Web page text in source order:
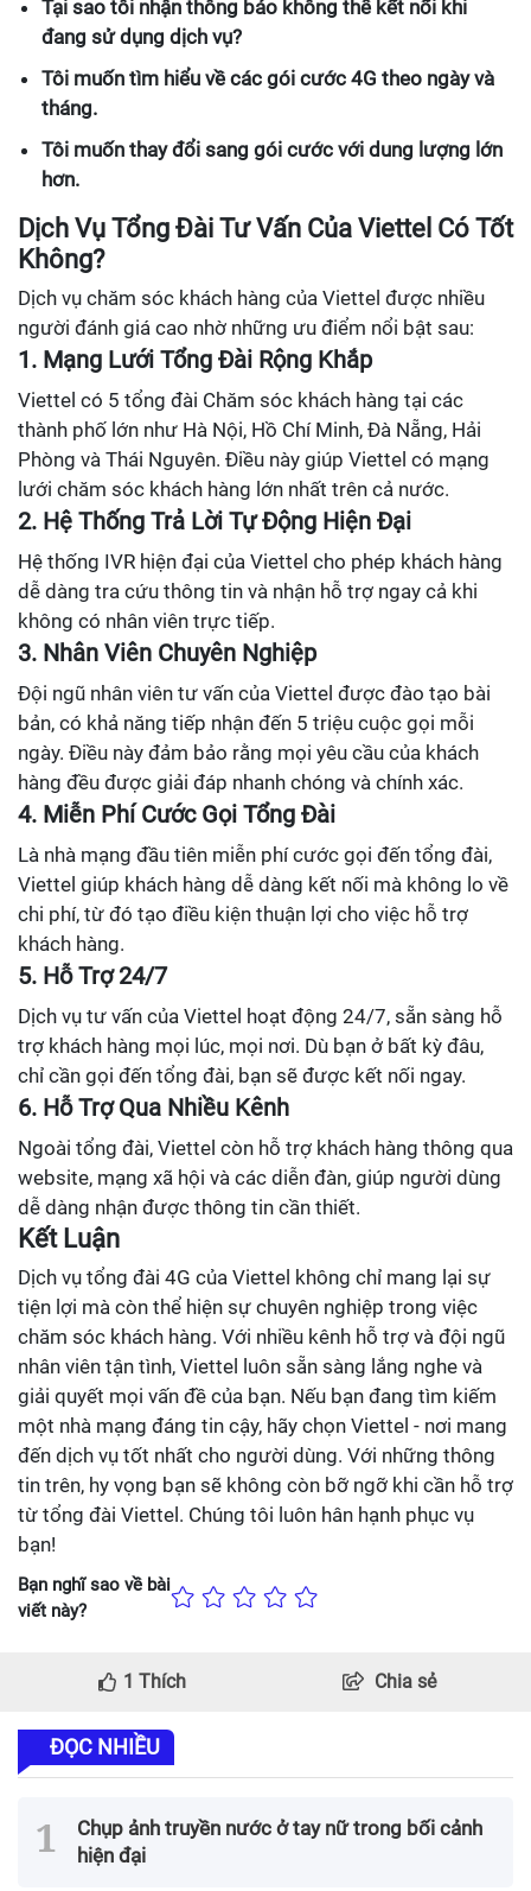
Tại sao tôi nhận thông báo không thể kết nối khi
đang sử dụng dịch vụ?
Tôi muốn tìm hiểu về các gói cước 4G theo ngày và
tháng.
Tôi muốn thay đổi sang gói cước với dung lượng lớn
hơn.
Dịch Vụ Tổng Đài Tư Vấn Của Viettel Có Tốt
Không?
Dịch vụ chăm sóc khách hàng của Viettel được nhiều
người đánh giá cao nhờ những ưu điểm nổi bật sau:
1. Mạng Lưới Tổng Đài Rộng Khắp
Viettel có 5 tổng đài Chăm sóc khách hàng tại các
thành phố lớn như Hà Nội, Hồ Chí Minh, Đà Nẵng, Hải
Phòng và Thái Nguyên. Điều này giúp Viettel có mạng
lưới chăm sóc khách hàng lớn nhất trên cả nước.
2. Hệ Thống Trả Lời Tự Động Hiện Đại
Hệ thống IVR hiện đại của Viettel cho phép khách hàng
dễ dàng tra cứu thông tin và nhận hỗ trợ ngay cả khi
không có nhân viên trực tiếp.
3. Nhân Viên Chuyên Nghiệp
Đội ngũ nhân viên tư vấn của Viettel được đào tạo bài
bản, có khả năng tiếp nhận đến 5 triệu cuộc gọi mỗi
ngày. Điều này đảm bảo rằng mọi yêu cầu của khách
hàng đều được giải đáp nhanh chóng và chính xác.
4. Miễn Phí Cước Gọi Tổng Đài
Là nhà mạng đầu tiên miễn phí cước gọi đến tổng đài,
Viettel giúp khách hàng dễ dàng kết nối mà không lo về
chi phí, từ đó tạo điều kiện thuận lợi cho việc hỗ trợ
khách hàng.
5. Hỗ Trợ 24/7
Dịch vụ tư vấn của Viettel hoạt động 24/7, sẵn sàng hỗ
trợ khách hàng mọi lúc, mọi nơi. Dù bạn ở bất kỳ đâu,
chỉ cần gọi đến tổng đài, bạn sẽ được kết nối ngay.
6. Hỗ Trợ Qua Nhiều Kênh
Ngoài tổng đài, Viettel còn hỗ trợ khách hàng thông qua
website, mạng xã hội và các diễn đàn, giúp người dùng
dễ dàng nhận được thông tin cần thiết.
Kết Luận
Dịch vụ tổng đài 4G của Viettel không chỉ mang lại sự
tiện lợi mà còn thể hiện sự chuyên nghiệp trong việc
chăm sóc khách hàng. Với nhiều kênh hỗ trợ và đội ngũ
nhân viên tận tình, Viettel luôn sẵn sàng lắng nghe và
giải quyết mọi vấn đề của bạn. Nếu bạn đang tìm kiếm
một nhà mạng đáng tin cậy, hãy chọn Viettel - nơi mang
đến dịch vụ tốt nhất cho người dùng. Với những thông
tin trên, hy vọng bạn sẽ không còn bỡ ngỡ khi cần hỗ trợ
từ tổng đài Viettel. Chúng tôi luôn hân hạnh phục vụ
bạn!
Bạn nghĩ sao về bài
viết này?
1 Thích Chia sẻ
ĐỌC NHIỀU
Chụp ảnh truyền nước ở tay nữ trong bối cảnh
hiện đại